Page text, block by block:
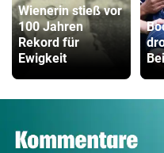
Wienerin stieß vor
100 Jahren
Rekord für
Ewigkeit